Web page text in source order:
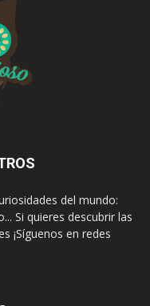
del mundo:
Si quieres descubrir las
¡Síguenos en redes